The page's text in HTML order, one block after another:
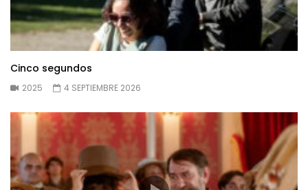
Cinco segundos
2025 4 SEPTIEMBRE 2026